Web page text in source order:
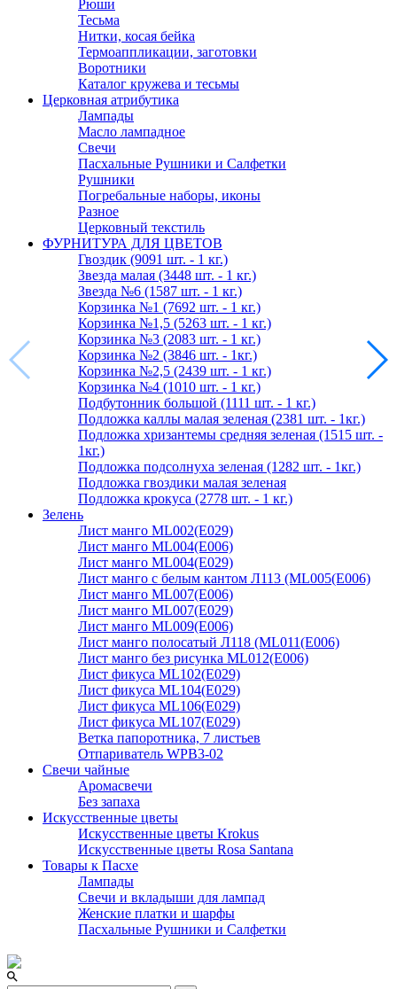
Рюши
Тесьма
Нитки, косая бейка
Термоаппликации, заготовки
Воротники
Каталог кружева и тесьмы
Церковная атрибутика
Лампады
Масло лампадное
Свечи
Пасхальные Рушники и Салфетки
Рушники
Погребальные наборы, иконы
Разное
Церковный текстиль
ФУРНИТУРА ДЛЯ ЦВЕТОВ
Гвоздик (9091 шт. - 1 кг.)
Звезда малая (3448 шт. - 1 кг.)
Звезда №6 (1587 шт. - 1 кг.)
Корзинка №1 (7692 шт. - 1 кг.)
Корзинка №1,5 (5263 шт. - 1 кг.)
Корзинка №3 (2083 шт. - 1 кг.)
Корзинка №2 (3846 шт. - 1кг.)
Корзинка №2,5 (2439 шт. - 1 кг.)
Корзинка №4 (1010 шт. - 1 кг.)
Подбутонник большой (1111 шт. - 1 кг.)
Подложка каллы малая зеленая (2381 шт. - 1кг.)
Подложка хризантемы средняя зеленая (1515 шт. -
1кг.)
Подложка подсолнуха зеленая (1282 шт. - 1кг.)
Подложка гвоздики малая зеленая
Подложка крокуса (2778 шт. - 1 кг.)
Зелень
Лист манго ML002(E029)
Лист манго ML004(E006)
Лист манго ML004(E029)
Лист манго с белым кантом Л113 (ML005(E006)
Лист манго ML007(E006)
Лист манго ML007(E029)
Лист манго ML009(E006)
Лист манго полосатый Л118 (ML011(E006)
Лист манго без рисунка ML012(E006)
Лист фикуса ML102(E029)
Лист фикуса ML104(E029)
Лист фикуса ML106(E029)
Лист фикуса ML107(E029)
Ветка папоротника, 7 листьев
Отпариватель WPB3-02
Свечи чайные
Аромасвечи
Без запаха
Искусственные цветы
Искусственные цветы Krokus
Искусственные цветы Rosa Santana
Товары к Пасхе
Лампады
Свечи и вкладыши для лампад
Женские платки и шарфы
Пасхальные Рушники и Салфетки